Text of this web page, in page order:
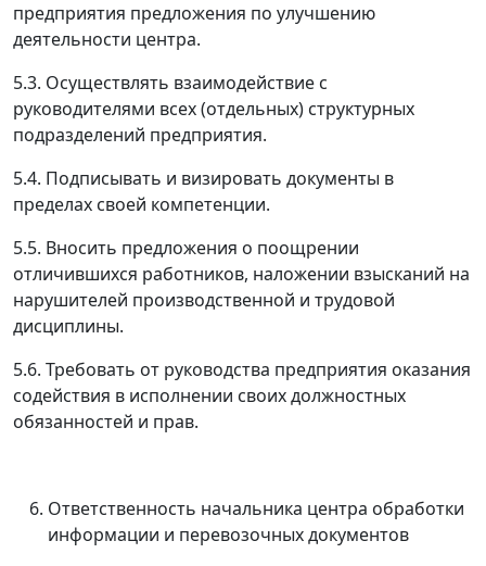
предприятия предложения по улучшению
деятельности центра.
5.3. Осуществлять взаимодействие с
руководителями всех (отдельных) структурных
подразделений предприятия.
5.4. Подписывать и визировать документы в
пределах своей компетенции.
5.5. Вносить предложения о поощрении
отличившихся работников, наложении взысканий на
нарушителей производственной и трудовой
дисциплины.
5.6. Требовать от руководства предприятия оказания
содействия в исполнении своих должностных
обязанностей и прав.
Ответственность начальника центра обработки
информации и перевозочных документов